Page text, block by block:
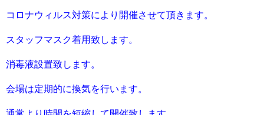
コロナウィルス対策により開催させて頂きます。
スタッフマスク着用致します。
消毒液設置致します。
会場は定期的に換気を行います。